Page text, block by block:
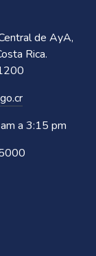
de AyA,
Rica.
a 3:15 pm